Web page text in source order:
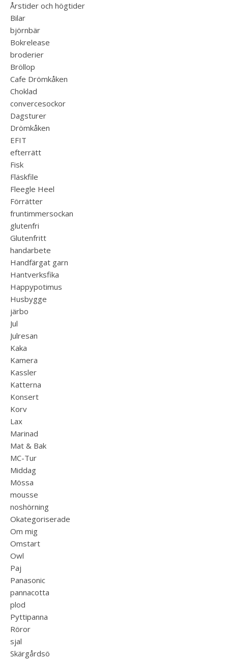
Årstider och högtider
Bilar
björnbär
Bokrelease
broderier
Bröllop
Cafe Drömkåken
Choklad
convercesockor
Dagsturer
Drömkåken
EFIT
efterrätt
Fisk
Fläskfile
Fleegle Heel
Förrätter
fruntimmersockan
glutenfri
Glutenfritt
handarbete
Handfärgat garn
Hantverksfika
Happypotimus
Husbygge
järbo
Jul
Julresan
Kaka
Kamera
Kassler
Katterna
Konsert
Korv
Lax
Marinad
Mat & Bak
MC-Tur
Middag
Mössa
mousse
noshörning
Okategoriserade
Om mig
Omstart
Owl
Paj
Panasonic
pannacotta
plod
Pyttipanna
Röror
sjal
Skärgårdsö